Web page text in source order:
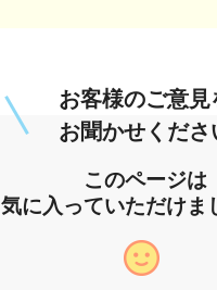
お客様のご意見
お聞かせくださ
このページは
気に入っていただけま